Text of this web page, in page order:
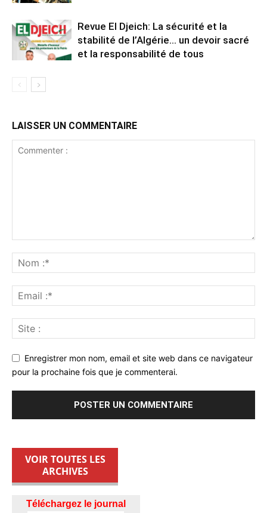
Revue El Djeich: La sécurité et la
stabilité de l’Algérie… un devoir sacré
et la responsabilité de tous
LAISSER UN COMMENTAIRE
Enregistrer mon nom, email et site web dans ce navigateur
pour la prochaine fois que je commenterai.
VOIR TOUTES LES
ARCHIVES